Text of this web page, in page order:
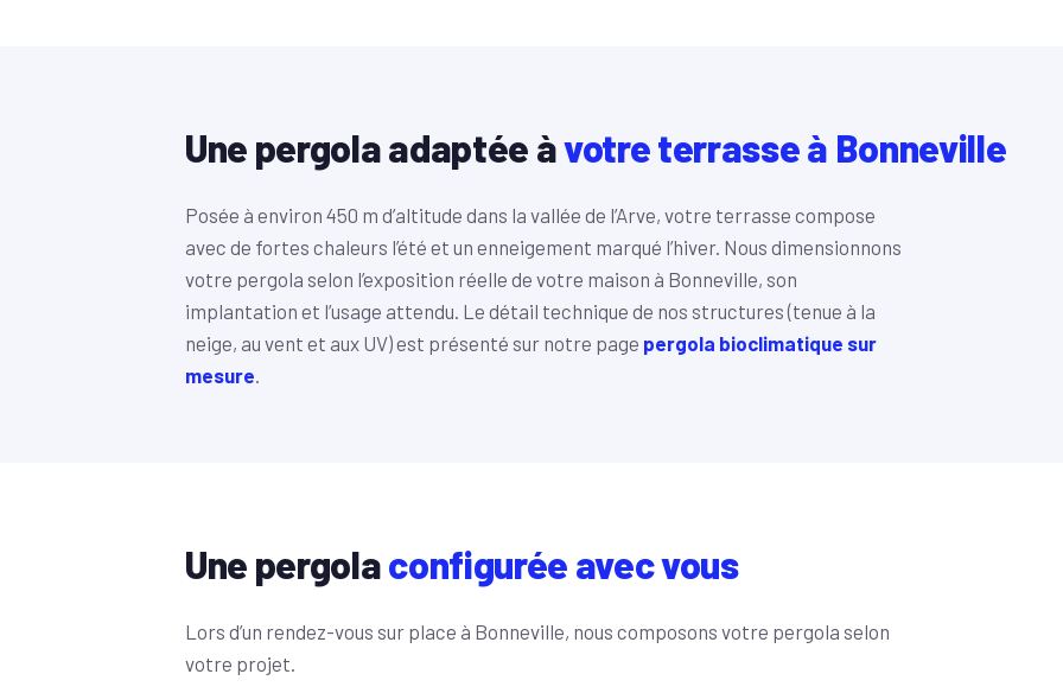
Une pergola adaptée àvotre terrasse à Bonneville
Posée à environ 450 m d’altitude dans la vallée de l’Arve, votre terrasse compose
avec de fortes chaleurs l’été et un enneigement marqué l’hiver. Nous dimensionnons
votre pergola selon l’exposition réelle de votre maison à Bonneville, son
implantation et l’usage attendu. Le détail technique de nos structures (tenue à la
neige, au vent et aux UV) est présenté sur notre page pergola bioclimatique sur
mesure.
Une pergolaconfigurée avec vous
Lors d’un rendez-vous sur place à Bonneville, nous composons votre pergola selon
votre projet.